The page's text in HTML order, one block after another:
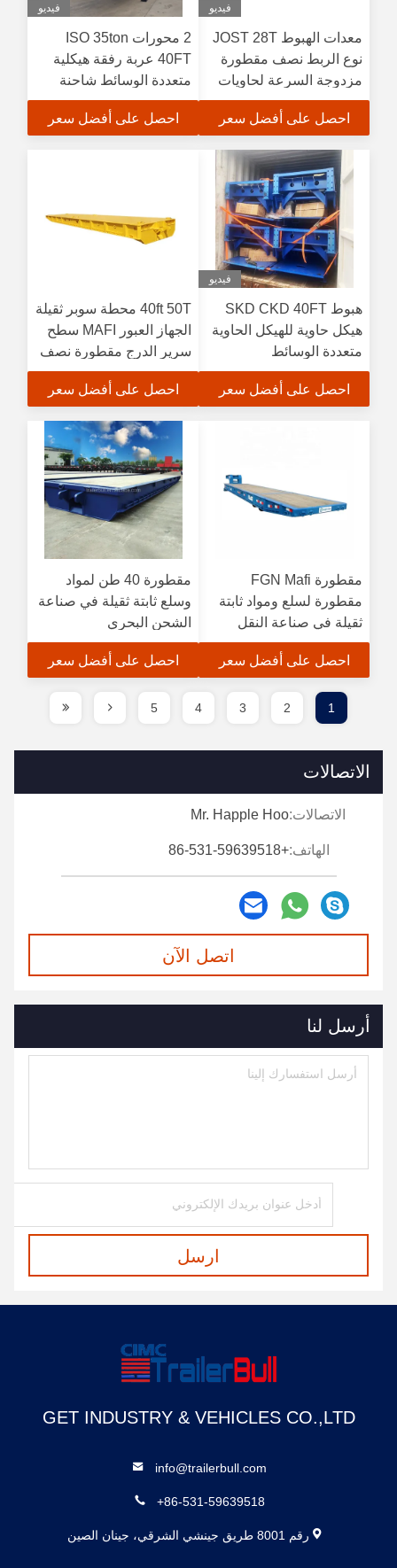
فيديو
معدات الهبوط JOST 28T
نوع الربط نصف مقطورة
مزدوجة السرعة لحاويات
الشحن الثقيلة
احصل على أفضل سعر
فيديو
2 محورات ISO 35ton
40FT عربة رفقة هيكلية
متعددة الوسائط شاحنة
هيكلية شاحنة نصف رفقة
حاوية هيكل للنقل الحاوية
احصل على أفضل سعر
فيديو
هبوط SKD CKD 40FT
هيكل حاوية للهيكل الحاوية
متعددة الوسائط
احصل على أفضل سعر
40ft 50T محطة سوبر ثقيلة
الجهاز العبور MAFI سطح
سرير الدرج مقطورة نصف
مقطورة للنقل
احصل على أفضل سعر
مقطورة FGN Mafi
مقطورة لسلع ومواد ثابتة
ثقيلة في صناعة النقل
البحري
احصل على أفضل سعر
مقطورة 40 طن لمواد
وسلع ثابتة ثقيلة في صناعة
الشحن البحري
احصل على أفضل سعر
1
2
3
4
5
الاتصالات
الاتصالات:Mr. Happle Hoo
الهاتف:+86-531-59639518
اتصل الآن
أرسل لنا
ارسل
GET INDUSTRY & VEHICLES CO.,LTD
info@trailerbull.com
+86-531-59639518
رقم 8001 طريق جينشي الشرقي، جينان الصين